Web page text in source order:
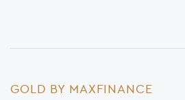
GOLD BY MAXFINANCE